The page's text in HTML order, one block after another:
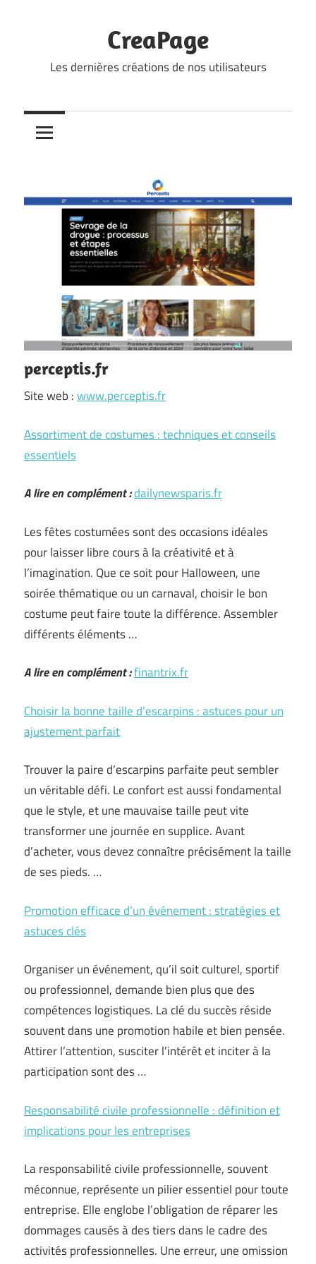
CreaPage
Les dernières créations de nos utilisateurs
perceptis.fr
Site web :www.perceptis.fr
Assortiment de costumes : techniques et conseils
essentiels
A lire en complément :dailynewsparis.fr
Les fêtes costumées sont des occasions idéales
pour laisser libre cours à la créativité et à
l’imagination. Que ce soit pour Halloween, une
soirée thématique ou un carnaval, choisir le bon
costume peut faire toute la différence. Assembler
différents éléments …
A lire en complément :finantrix.fr
Choisir la bonne taille d’escarpins : astuces pour un
ajustement parfait
Trouver la paire d’escarpins parfaite peut sembler
un véritable défi. Le confort est aussi fondamental
que le style, et une mauvaise taille peut vite
transformer une journée en supplice. Avant
d’acheter, vous devez connaître précisément la taille
de ses pieds. …
Promotion efficace d’un événement : stratégies et
astuces clés
Organiser un événement, qu’il soit culturel, sportif
ou professionnel, demande bien plus que des
compétences logistiques. La clé du succès réside
souvent dans une promotion habile et bien pensée.
Attirer l’attention, susciter l’intérêt et inciter à la
participation sont des …
Responsabilité civile professionnelle : définition et
implications pour les entreprises
La responsabilité civile professionnelle, souvent
méconnue, représente un pilier essentiel pour toute
entreprise. Elle englobe l’obligation de réparer les
dommages causés à des tiers dans le cadre des
activités professionnelles. Une erreur, une omission